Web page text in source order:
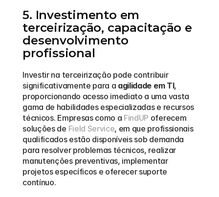
5. Investimento em
terceirização, capacitação e
desenvolvimento
profissional
Investir na terceirização pode contribuir
significativamente para a agilidade em TI,
proporcionando acesso imediato a uma vasta
gama de habilidades especializadas e recursos
técnicos. Empresas como a FindUP oferecem
soluções de Field Service, em que profissionais
qualificados estão disponíveis sob demanda
para resolver problemas técnicos, realizar
manutenções preventivas, implementar
projetos específicos e oferecer suporte
contínuo.